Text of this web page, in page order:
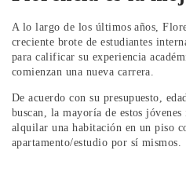
A lo largo de los últimos años,
creciente brote de estudiantes
para calificar su experiencia
comienzan una nueva carrera.
De acuerdo con su presupuesto,
buscan, la mayoría de estos
alquilar una habitación en un piso
apartamento/estudio por sí mismos.